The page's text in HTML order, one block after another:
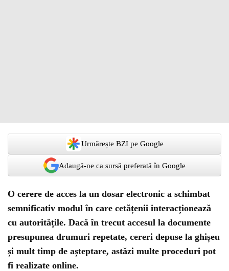
Urmărește BZI pe Google
Adaugă-ne ca sursă preferată în Google
O cerere de acces la un dosar electronic a schimbat
semnificativ modul în care cetățenii interacționează
cu autoritățile. Dacă în trecut accesul la documente
presupunea drumuri repetate, cereri depuse la ghișeu
și mult timp de așteptare, astăzi multe proceduri pot
fi realizate online.